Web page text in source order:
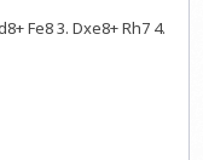
Fe8 3. Dxe8+ Rh7 4.